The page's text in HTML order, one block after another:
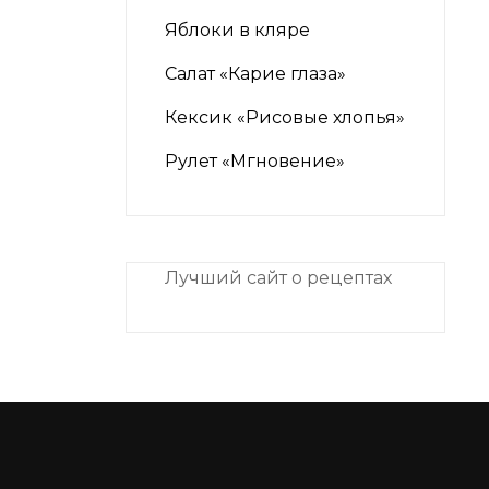
Яблоки в кляре
Салат «Карие глаза»
Кексик «Рисовые хлопья»
Рулет «Мгновение»
Лучший сайт о рецептах